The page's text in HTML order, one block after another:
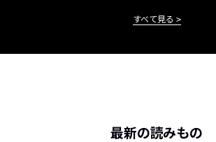
すべて見る
最新の読みもの